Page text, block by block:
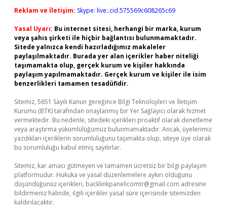
Reklam ve İletişim: Skype: live:.cid.575569c608265c69
Yasal Uyarı: Bu internet sitesi, herhangi bir marka, kurum
veya şahıs şirketi ile hiçbir bağlantısı bulunmamaktadır.
Sitede yalnızca kendi hazırladığımız makaleler
paylaşılmaktadır. Burada yer alan içerikler haber niteliği
taşımamakta olup, gerçek kurum ve kişiler hakkında
paylaşım yapılmamaktadır. Gerçek kurum ve kişiler ile isim
benzerlikleri tamamen tesadüfidir.
Sitemiz, 5651 Sayılı Kanun gereğince Bilgi Teknolojileri ve İletişim
Kurumu (BTK) tarafından onaylanmış bir Yer Sağlayıcı olarak hizmet
vermektedir. Bu nedenle, sitedeki içerikleri proaktif olarak denetleme
veya araştırma yükümlülüğümüz bulunmamaktadır. Ancak, üyelerimiz
yazdıkları içeriklerin sorumluluğunu taşımakta olup, siteye üye olarak
bu sorumluluğu kabul etmiş sayılırlar.
Sitemiz, kar amacı gütmeyen ve tamamen ücretsiz bir bilgi paylaşım
platformudur. Hukuka ve yasal düzenlemelere aykırı olduğunu
düşündüğünüz içerikleri, backlinkpanelicomtr@gmail.com adresine
bildirmeniz halinde, ilgili içerikler yasal süre içerisinde sitemizden
kaldırılacaktır.